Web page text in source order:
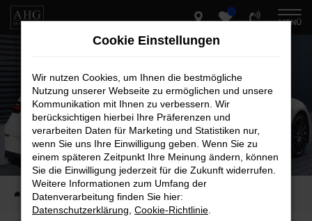
Zum
0
MENÜ
Startseite Fahrzeug-Showroom
Cookie Einstellungen
Wir nutzen Cookies, um Ihnen die bestmögliche
Nutzung unserer Webseite zu ermöglichen und unsere
Kommunikation mit Ihnen zu verbessern. Wir
berücksichtigen hierbei Ihre Präferenzen und
verarbeiten Daten für Marketing und Statistiken nur,
wenn Sie uns Ihre Einwilligung geben. Wenn Sie zu
einem späteren Zeitpunkt Ihre Meinung ändern, können
Sie die Einwilligung jederzeit für die Zukunft widerrufen.
Weitere Informationen zum Umfang der
Datenverarbeitung finden Sie hier:
Datenschutzerklärung Cookie-Richtlinie